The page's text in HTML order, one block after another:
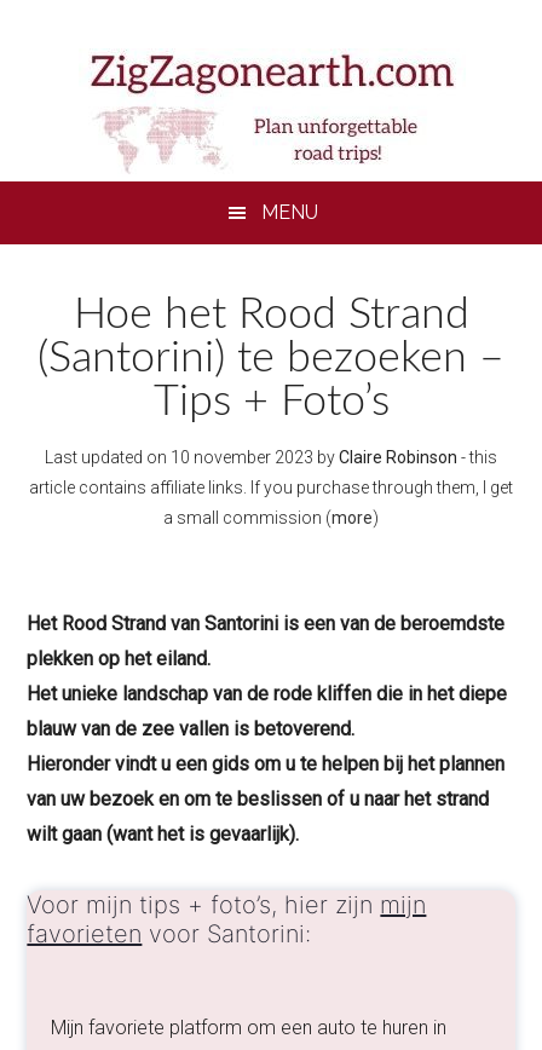
MENU
Hoe het Rood Strand
(Santorini) te bezoeken –
Tips + Foto’s
Last updated on 10 november 2023 byClaire Robinson - this
article contains affiliate links. If you purchase through them, I get
a small commission (more)
Het Rood Strand van Santorini is een van de beroemdste
plekken op het eiland.
Het unieke landschap van de rode kliffen die in het diepe
blauw van de zee vallen is betoverend.
Hieronder vindt u een gids om u te helpen bij het plannen
van uw bezoek en om te beslissen of u naar het strand
wilt gaan (want het is gevaarlijk).
Voor mijn tips + foto’s, hier zijn mijn
favorieten voor Santorini:
Mijn favoriete platform om een auto te huren in